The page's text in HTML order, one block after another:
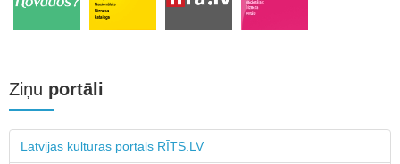
Ziņu portāli
Latvijas kultūras portāls RĪTS.LV